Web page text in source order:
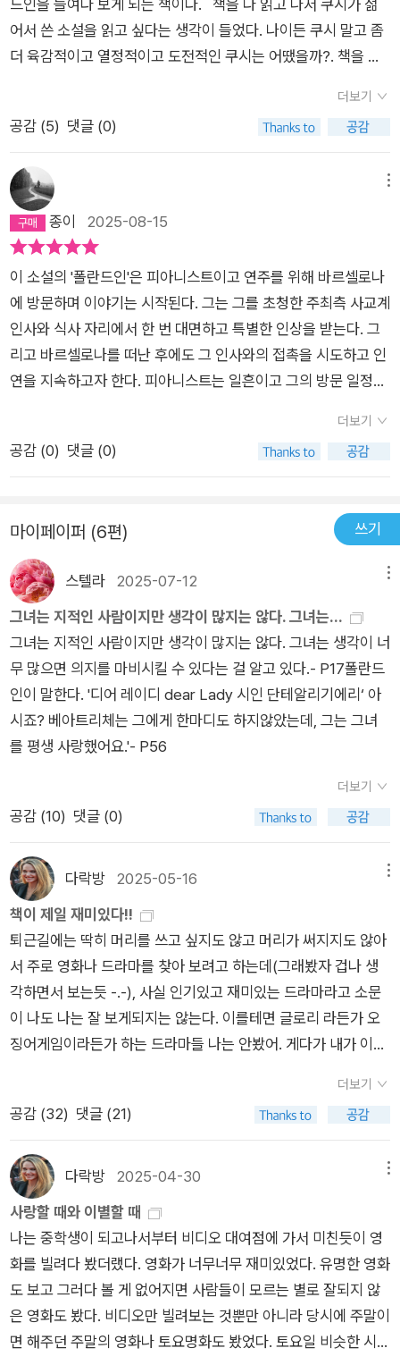
정작 그들의 사연에 대해 자세히 모르니 그냥 어느 정도 추론할
수밖에 없다. 비톨트는 베아트리스의 사랑을 간구하지만, 그렇다
었을 때조차도, 베아트리스의 말대로 그녀의 삶에서 조용하게 사
라져 버린다. 베아트리스가 폴란드인에 대한 기억을 잊을 법한
시점에, 그가 죽었다는 연락이 도착한다. 그리고 그가 그녀에게
남긴 유품을 바르샤바에서 찾아가라고 했던가. 그녀는 비톨트의
유품을 택배로 받고 싶어하지만, 상황은 그녀의 뜻대로 흘러가지
않았고 결국 자신이 직접 폴란드에 가서 그가 남긴 84편의 시를
의 공용어인 영어 대신 폴란드어로 시를 써서 베아트리스를 번거
롭게 만든다. 이 또한 쿳시 작가가 마련한 하나의 소설적 장치가
아닐까. 서로 다른 언어로 사랑의 감정을 전달하는 것이 어렵다는
건 이미 전술했다. 여기서 다시 한 번 폴란드 피아니스트의 일방
적 사랑의 표현이 등장한다. 그것도 영어로 쓰인 시가 아니라, 자
신의 모국어로 쓴 84편의 시라고 한다. 그렇다면 비톨트가 남긴
시의 내용을 알기 위해서는 번역이라는 일련의 과정을 거쳐야 한
군가 폴란드어를 하는 사람을 찾아야 한다면, 어떤 기분일까. 게
다가 그 번역을 의뢰하기 위해서는 비용도 필요하다. 베아트리
스가 비톨트가 남긴 시들을 수령하는 순간, 그녀는 비톨트가 설계
한 프레임에 갇히게 된 것이다. 죽은 사람이 남긴 글이 무슨 내용
을 담고 있는지 궁금해 하지 않을 사람이 있을까. 그 과정은 시간
과 번거로움 그리고 심지어 비용이 든다고 하더라도, 호기심이라
는 강력한 감정을 이길 수는 없었으리라. 누가 과연 나와는 상관
없는 이야기겠지 하고 넘겨 버릴 수 있을 것인가. 그리고 번역되
어 자신의 손에 들어온 시를 보면서 당혹감을 비롯한 다양한 감정
을 느끼게 되는 베아트리스. 너무 당연한 귀결이 아닐까. 차라리
피아니스트만큼, 쇼팽의 음원을 기대했다면 너무 진부한 걸까. 노
년의 피아니스트가 갑자기 사랑에 빠진 시인으로 변신해서 수수
초월한 권위의 아우라에 편승한 그 무엇이 아니었을까. 책을 다
읽고 나서 예전에 이언 매큐언 때와 같은 느낌이 들었다. 참고로
이언 매큐언과 존 맥스웰 쿳시의 모든 전작을 거의 다 읽었다. 최
전성기를 지난 노작가들의 글들은 아무래도 예전만 못하다는 그
런 느낌이다. 시간에는 끝이 없다지만, 작품의 퀄리티에는 아마
적용이 되지 않겠지. 그냥 아련한 느낌이다.
만남에 비유하며 열렬히 구애해도 베아트리스는 그에게 좀처럼
호감을 느끼지 못한다. 그런데 왜 자꾸만 폴란드인 생각이 나고,
폴란드인의 요청을 거절하지 못하는 걸까.2003년 노벨문학상
수상 작가 존 쿳시의 소설 <폴란드인>은 한 남자와 한 여자 사이
에 오가는 연애 감정을 그린 로맨스 소설이기는 한데 전형적인 로
사랑하지 않는다. 오히려 베아트리스는 자신이 왜 폴란드인을 사
랑하지 않는지에 관해 엄청나게 성찰을 한다. 남편이 있기는 하지
만 결혼 기간 동안 다른 남자를 마음에 품은 적이 전혀 없었던 건
아니다. 폴란드인의 나이가 너무 많기는 하지만 정말 사랑한다면
나이 차는 문제가 아니다. 잃을 게 많다는 것이 아마도 정답에 가
장 가까울 텐데, 그렇다고 베아트리스가 현재의 삶에 완벽하게 만
족하는 건 아니다. 어쩌면 나 좋다는 남자와 새로운 삶을 살아볼
마지막 기회일 수도 있는데, 왜 베아트리스는 그에게 끌리지 않을
까.베아트리스가 함께 브라질로 떠나자는 폴란드인의 제안을 거
남편 집안 소유의 별장으로 초대하고, 둘만의 시간을 보내고, 종
국에는 잠자리까지 허락하는 건, 폴란드인에 대한 관심이나 호감
때문이라기 보다는 베아트리스 자신에 대한 탐구의 과정이었다
고 생각한다. 남편이 있고 자식이 있고, 남들이 부러워 할 만한 재
산과 사회적 지위를 갖춘, 흔히 말하는 '정상적인' 삶을 살고 있는
베아트리스가, 혹시라도 다른 삶을 선택했다면 어땠을지, 지금보
다 만족하고 행복했을지 알아보고 싶은 마음 말이다.결국 베아트
리스는 원래의 삶으로 돌아가고 폴란드인은 베아트리스 앞으로
두툼한 시 창작 노트를 남기는데, 폴란드어를 모르는 베아트리스
는 전문 번역가에게 번역을 맡긴다. 번역된 시를 읽으면서 베아트
리스는 다양한 생각을 하는데, 요약하면 언어가 통하지 않는 두
사람이 육체의 끌림만으로 사랑하는 건 가능하지만 오래 지속되
기는 어렵고, 언어가 통한다고 해도 육체의 끌림이 없으면 상대의
고 육체의 끌림도 있는 상대를 만나야 오래 지속되는 사랑을 할
수 있는데, 그런 사랑은 찾기 힘들다는 것이 이 '로맨스 소설'의 결
론인가 싶다.
드인을 들여다 보게 되는 책이다. 책을 다 읽고 나서 쿠시가 젊
어서 쓴 소설을 읽고 싶다는 생각이 들었다. 나이든 쿠시 말고 좀
더 육감적이고 열정적이고 도전적인 쿠시는 어땠을까?. 책을 읽
다. 그들처럼 뜨겁지는 못하지만 은근히 여운이 남는 소설이다.
이 소설도 영화로 나와도 좋겠다는 생각을 잠시 했다. '오디너
리..' 그가 말한다. '오디너리라는 말이 더 좋을지 모르겠네요. 나
는 당신과 같이 살고 싶어요. 그게 내가 진심으로 원하는 거예요.
죽을 때까지 당신과 같이 살고 싶어요. 오디너리한 방식으로요.
나란히 말이죠. 그렇게요' 그는 자신의 두 손을 꼭 잡는다. '오디너
죠. 다음 생이라는 게 있다면 다음 생에서도. 그러나 그럴 수 없다
면 받아들여야죠 만약 당신이 안 된다고 하고, 나머지 생애 동안
은 안 되고, 이번 주만 된다고 해도 좋아요. 그것도 받아들여야죠.
그냥 하루라도 괜찮아요. 그냥 일 분이라도 괜찮아요. 일 분이면
충분해요. 시간이 뭔가요? 시간은 아무것도 아니에요. 우리에게
는 기억이 있어요. 기억에는 시간이 없어요. 나는 당신을 기억 속
에 넣어둘 거요. 그리고 당신도, 어쩌면 당신도 나를 기억할지 모
지 안다. 태초부터 그려 했다. 그냥 남자 여자가 아니라 남자 그리
고 여자 그리고 없이는 결합이 없다. 그녀와 폴란드인 사이에는
그리고가 없다.- P74우리 모두는 어딘가에 있어야 해요. 어디에
속하지 않을 수는 없으니까요. 그게 인간의 조건입니다. 하지만
그래서는 아니에요. 나는 당신 때문에 여기에 있습니다. 그렇게
말씀하시는데 그게 무슨 뜻인가요? 저한테서 원하시는 게 뭔가
요? 장신은 제게 피아노 클래스를 들으러 오라고 초대한 건 아니
잖아요. 당신은 내가 당신과 자기를 원하나요? 그렇다면 단도식
입적으로 말씀드리죠. 이럴 일은 없을 거예요- P55
더보기
공감 (5) 댓글 (0)
종이 2025-08-15
이 소설의 '폴란드인'은 피아니스트이고 연주를 위해 바르셀로나
에 방문하며 이야기는 시작된다. 그는 그를 초청한 주최측 사교계
인사와 식사 자리에서 한 번 대면하고 특별한 인상을 받는다. 그
리고 바르셀로나를 떠난 후에도 그 인사와의 접촉을 시도하고 인
연을 지속하고자 한다. 피아니스트는 일흔이고 그의 방문 일정을
드인은 도대체 무슨 마음일까? 이들의 이야기는 남편이 금융업
자이며 장성한 자녀들도 있는 여성의 입장에서 전개된다. 독자와
베아트리스라는 우아한 여성. 폴란드인의 정체는 애매모호하게
느껴진다. 그의 내면은 베아트리스와의 대화를 통해 드러날 뿐이
고 베아트리스와 현실적인 접점은 전무하다. 그런데 그가 원하는
관계는 '오디너리한 방식'이라고 한다. 실상은 그의 모든 시도가
일상적이지 않다. 두 사람은 다른 언어를 쓰므로 영어로 그럭저럭
의사소통을 하는데, 그래서 폴란드인은 언어를 대신할 자신의 쇼
팽 연주 녹음을 들어달라고 보내기도 한다. 또한 자신의 연주 여
행지로 와 달라고 하기도 하고, 브라질에 가서 얼마간 함께 살자
고 반복적으로 제안하기도 하네. 베아트리스가 자신이 제안하는
그런 만남에 응답하길 요청하곤 하는 것이다. 베아트리스가 기혼
기를, 어떤 결심에 이르기를, 자신과의 관계에 들기를 거듭 초청
한다. 현실적인 베아트리스는 브라질 행은 제외하고, 나머지 그의
제안에는 응하기도 하면서 이 일이 무슨 일인지 알아 보게 된다.
베아트리스는 소설 속 표현을 옮겨 말하자면 이런 여성이다. '그
녀는 거대하고 희망 없는 열정에 매달리지 않는다. 그건 분명히
그녀의 체질이 아니다. 그러나 그것이 다른 사람들이 가진 거대한
열정에 감탄하지 않는다는 말은 아니다.' 이 소설은 '폴란드인의
사랑'에 초점이 맞춰져 있는 것처럼 소개되곤 하지만 그렇게 읽히
지 않았다. 베아트리스 입장에서 전개될 뿐 아니라 베아트리스의
이야기이다. 베아트리스는 교양 있는 여성이고, 취향을 유지할 충
분한 경제적 기반이 있으며, 자기 일상과 사회적 지위에 만족하
는, 상식적인 세계를 운용하는 평범한 사람이다. 이 이야기는 평
범하고 상식적인 인물이 인간의 특별한 욕망이라고 할 수 있는 예
번의 만남을 가진 이후 몇 년의 시간이 흘러 이제 폴란드인은 기
억 저편의 사람이 되었는데, 그가 죽었고 그녀에게 뭔가를 남겼다
는 연락이 온다. 그런데 소설의 분량이 아직 삼분의 일 이상 남아
있네. 그가 남겼다는 물건을 택배로 받으려는데 잘 안 되어 폴란
드인의 삭막한 서민 아파트까지 찾아가게 되고, 비어 있는 초라한
아파트 내부를 살피다가 그녀 앞으로 남긴 시 묶음을 발견하고,
집으로 돌아와 폴란드어로 쓰여진 시를 번역자에게 의뢰하고, 그
것을 읽고 생각하는 것이 후반에 이어지는 내용이다. 후반의 내용
더보기
공감 (0) 댓글 (0)
마이페이퍼 (6편) 쓰기
스텔라 2025-07-12
그녀는 지적인 사람이지만 생각이 많지는 않다. 그녀는...
그녀는 지적인 사람이지만 생각이 많지는 않다. 그녀는 생각이 너
무 많으면 의지를 마비시킬 수 있다는 걸 알고 있다.- P17폴란드
인이 말한다. '디어 레이디 dear Lady 시인 단테알리기에리‘ 아
시죠? 베아트리체는 그에게 한마디도 하지않았는데, 그는 그녀
를 평생 사랑했어요.'- P56
더보기
공감 (10) 댓글 (0)
다락방 2025-05-16
책이 제일 재미있다!!
퇴근길에는 딱히 머리를 쓰고 싶지도 않고 머리가 써지지도 않아
서 주로 영화나 드라마를 찾아 보려고 하는데(그래봤자 겁나 생
각하면서 보는듯 -.-), 사실 인기있고 재미있는 드라마라고 소문
이 나도 나는 잘 보게되지는 않는다. 이를테면 글로리 라든가 오
징어게임이라든가 하는 드라마들 나는 안봤어. 게다가 내가 이걸
다. 이건 도대체 왜그런지 모르다고 늘 생각해왔는데,최근에는 인
스타그램에서 몇 번 사이다 씬을 보고 드라마 <내 남편과 결혼해
보니 이게 왜 인기가 많은지 알겠더라. 보통 극이 진행되는 내내
주인공은 고통을 당하고 빡치다가 마지막에 짠- 하고 해결되는
식인데, 이 드라마는 수시로 사이다를 날려주는거다. 응 우리의
주인공 가만히 당하고만 있지는 않지! 하고 수시로 복수하고 응징
하는 장면이 나와서 사람들이 재미있어하는거겠구나 싶었다. 실
제로 나도 그래서 보기도 했고 말이다. 그런데,극의 중반이 되기
전인지 중반이 된건지, 여주인공과 그를 무조건 도와주는 착한 남
자주인공이 서로의 마음을 확인하고 키스를 한 그 순간부터, 나는
더보기
공감 (32) 댓글 (21)
다락방 2025-04-30
사랑할 때와 이별할 때
나는 중학생이 되고나서부터 비디오 대여점에 가서 미친듯이 영
화를 빌려다 봤더랬다. 영화가 너무너무 재미있었다. 유명한 영화
도 보고 그러다 볼 게 없어지면 사람들이 모르는 별로 잘되지 않
은 영화도 봤다. 비디오만 빌려보는 것뿐만 아니라 당시에 주말이
면 해주던 주말의 영화나 토요명화도 봤었다. 토요일 비슷한 시간